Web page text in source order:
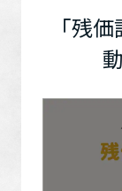
「残